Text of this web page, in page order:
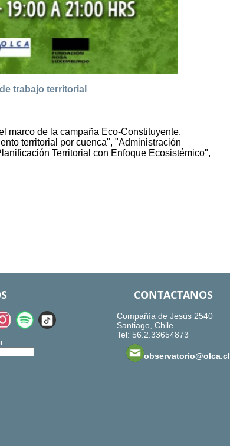
trabajo territorial
marco de la campaña Eco-Constituyente.
territorial por cuenca", "Administración
Territorial con Enfoque Ecosistémico",
CONTACTANOS
Compañía de Jesús 2540
Santiago, Chile.
Tel: 56.2.33654873
observatorio@olca.cl